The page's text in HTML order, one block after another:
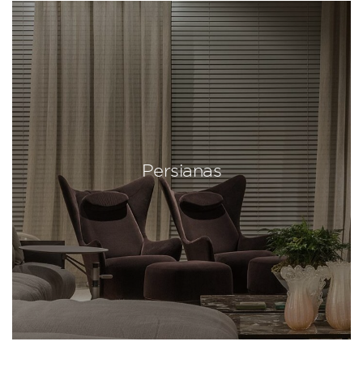
Persianas